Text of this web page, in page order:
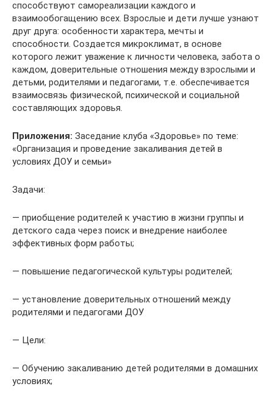
способствуют самореализации каждого и
взаимообогащению всех. Взрослые и дети лучше узнают
друг друга: особенности характера, мечты и
способности. Создается микроклимат, в основе
которого лежит уважение к личности человека, забота о
каждом, доверительные отношения между взрослыми и
детьми, родителями и педагогами, т.е. обеспечивается
взаимосвязь физической, психической и социальной
составляющих здоровья.
Приложения: Заседание клуба «Здоровье» по теме:
«Организация и проведение закаливания детей в
условиях ДОУ и семьи»
Задачи:
— приобщение родителей к участию в жизни группы и
детского сада через поиск и внедрение наиболее
эффективных форм работы;
— повышение педагогической культуры родителей;
— установление доверительных отношений между
родителями и педагогами ДОУ
— Цели:
— Обучению закаливанию детей родителями в домашних
условиях;